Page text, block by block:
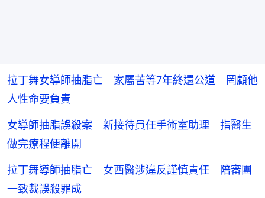
拉丁舞女導師抽脂亡 家屬苦等7年終還公道 罔顧他
人性命要負責
女導師抽脂誤殺案 新接待員任手術室助理 指醫生
做完療程便離開
拉丁舞導師抽脂亡 女西醫涉違反謹慎責任 陪審團
一致裁誤殺罪成